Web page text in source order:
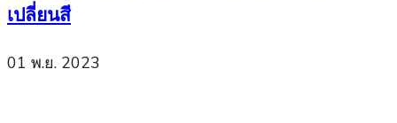
เปลี่ยนสี
01 พ.ย. 2023